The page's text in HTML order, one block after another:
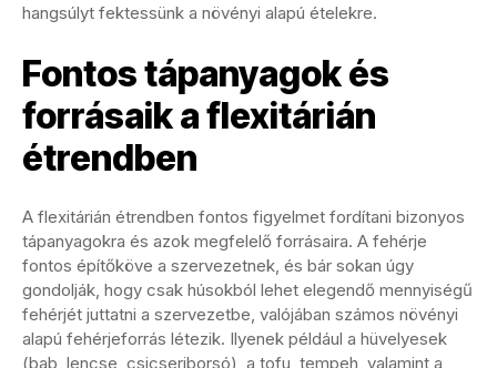
hangsúlyt fektessünk a növényi alapú ételekre.
Fontos tápanyagok és
forrásaik a flexitárián
étrendben
A flexitárián étrendben fontos figyelmet fordítani bizonyos
tápanyagokra és azok megfelelő forrásaira. A fehérje
fontos építőköve a szervezetnek, és bár sokan úgy
gondolják, hogy csak húsokból lehet elegendő mennyiségű
fehérjét juttatni a szervezetbe, valójában számos növényi
alapú fehérjeforrás létezik. Ilyenek például a hüvelyesek
(bab, lencse, csicseriborsó), a tofu, tempeh, valamint a